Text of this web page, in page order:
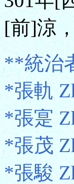
[前]涼
**統治
*張軌
*張寔
*張茂
*張駿